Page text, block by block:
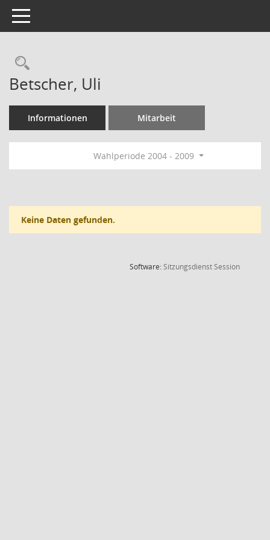
Toggle navigation
Rechercheauswahl
Betscher, Uli
Informationen Mitarbeit
Wahlperiode 2004 - 2009
Keine Daten gefunden.
Software:SitzungsdienstSession(Wird in